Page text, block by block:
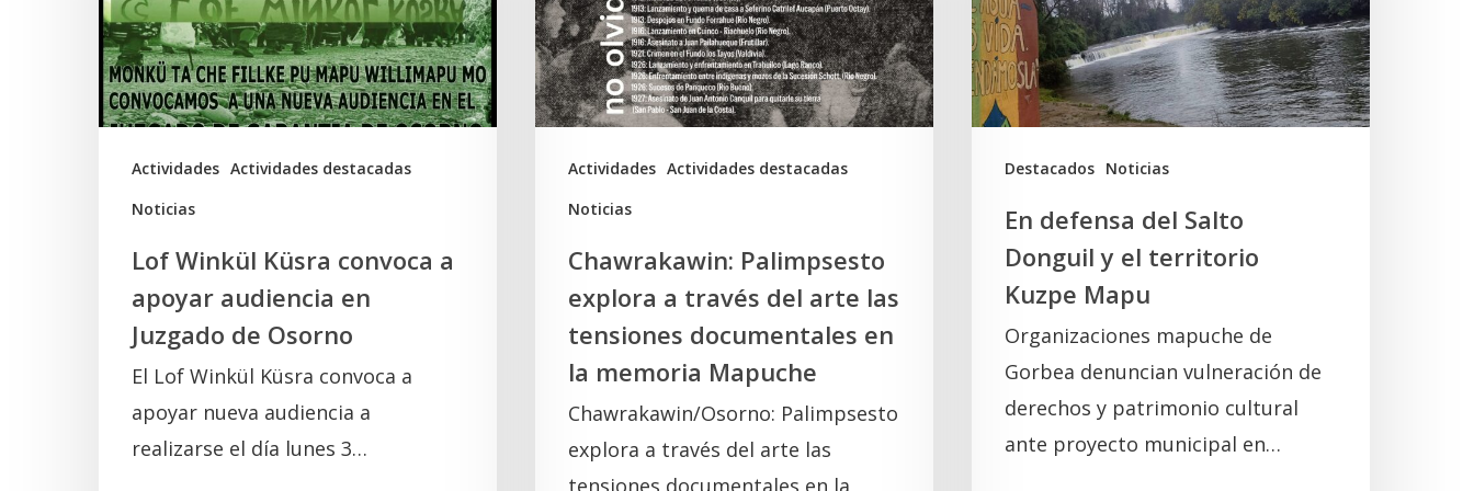
Actividades Actividades destacadas
Noticias
a
apoyar
audiencia
en
Juzgado
Lof Winkül Küsra convoca a
apoyar audiencia en
Juzgado de Osorno
El Lof Winkül Küsra convoca a
apoyar nueva audiencia a
realizarse el día lunes 3…
Actividades Actividades destacadas
Noticias
través
del
arte
las
tensiones
documentales
memoria
Mapuche
Chawrakawin: Palimpsesto
explora a través del arte las
tensiones documentales en
la memoria Mapuche
Chawrakawin/Osorno: Palimpsesto
explora a través del arte las
Destacados Noticias
Donguil
y
el
territorio
Kuzpe
En defensa del Salto
Donguil y el territorio
Kuzpe Mapu
Organizaciones mapuche de
Gorbea denuncian vulneración de
derechos y patrimonio cultural
ante proyecto municipal en…